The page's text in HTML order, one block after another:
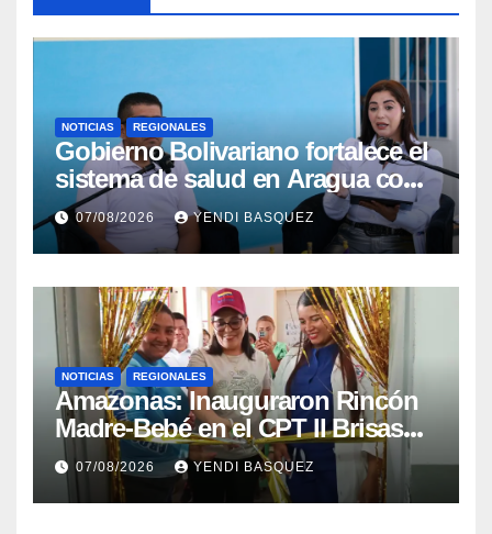
NOTICIAS REGIONALES
Gobierno Bolivariano fortalece el
sistema de salud en Aragua con
la reinauguración del CDI La
Mora
07/08/2026 YENDI BASQUEZ
NOTICIAS REGIONALES
​Amazonas: Inauguraron Rincón
Madre-Bebé en el CPT II Brisas
del Aeropuerto ​Inauguraron
Rincón
07/08/2026 YENDI BASQUEZ